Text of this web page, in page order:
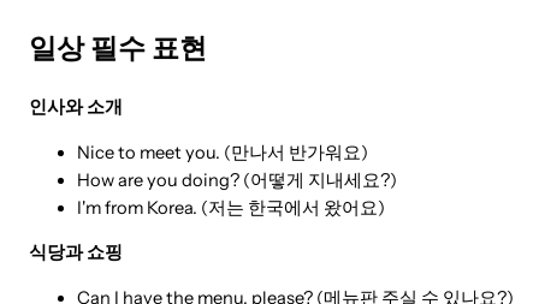
일상 필수 표현
인사와 소개
Nice to meet you. (만나서 반가워요)
How are you doing? (어떻게 지내세요?)
I'm from Korea. (저는 한국에서 왔어요)
식당과 쇼핑
Can I have the menu, please? (메뉴판 주실 수 있나요?)